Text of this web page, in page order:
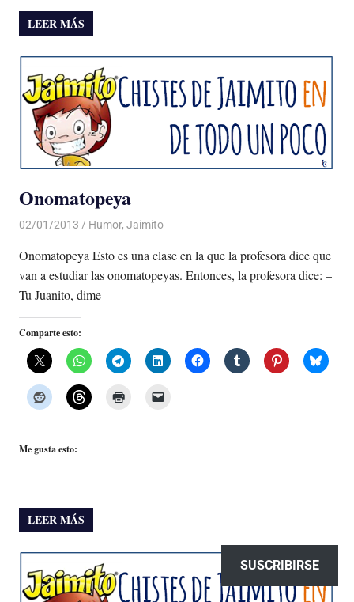
LEER MÁS
Onomatopeya
02/01/2013 Luis Castellanos
Humor, Jaimito
Onomatopeya Esto es una clase en la que la profesora dice que
van a estudiar las onomatopeyas. Entonces, la profesora dice: –
Tu Juanito, dime
Comparte esto:
Me gusta esto:
LEER MÁS
SUSCRIBIRSE